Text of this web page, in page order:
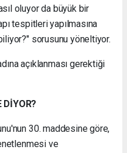
oluyor da büyük bir
tespitleri yapılmasına
sorusunu yöneltiyor.
açıklanması gerektiği
DİYOR?
30. maddesine göre,
ve